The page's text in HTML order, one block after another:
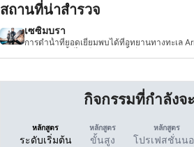
สถานที่น่าสำรวจ
เซซิมบรา
การดำน้ำที่ยอดเยี่ยมพบได้ที่อุทยานทางทะเล
สามารถดำน้ำได้เกือบตลอดทั้งปี และจะค้นพบซ
การดำน้ำแนวปะการังแอตแลนติกที่สวยงาม
กิจกรรมที่กำลังจ
หลักสูตร
ระดับเริ่มต้น
หลักสูตร
ขั้นสูง
หลักสูตร
โปรเฟสชั่นน